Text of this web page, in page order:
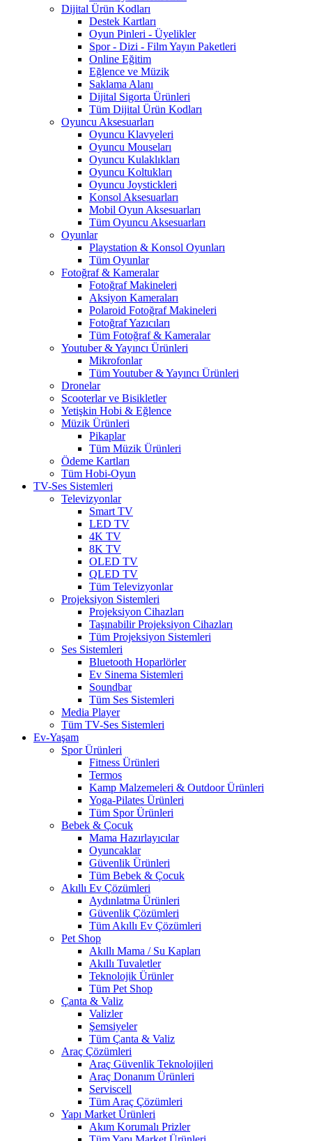
Dijital Ürün Kodları
Destek Kartları
Oyun Pinleri - Üyelikler
Spor - Dizi - Film Yayın Paketleri
Online Eğitim
Eğlence ve Müzik
Saklama Alanı
Dijital Sigorta Ürünleri
Tüm Dijital Ürün Kodları
Oyuncu Aksesuarları
Oyuncu Klavyeleri
Oyuncu Mouseları
Oyuncu Kulaklıkları
Oyuncu Koltukları
Oyuncu Joystickleri
Konsol Aksesuarları
Mobil Oyun Aksesuarları
Tüm Oyuncu Aksesuarları
Oyunlar
Playstation & Konsol Oyunları
Tüm Oyunlar
Fotoğraf & Kameralar
Fotoğraf Makineleri
Aksiyon Kameraları
Polaroid Fotoğraf Makineleri
Fotoğraf Yazıcıları
Tüm Fotoğraf & Kameralar
Youtuber & Yayıncı Ürünleri
Mikrofonlar
Tüm Youtuber & Yayıncı Ürünleri
Dronelar
Scooterlar ve Bisikletler
Yetişkin Hobi & Eğlence
Müzik Ürünleri
Pikaplar
Tüm Müzik Ürünleri
Ödeme Kartları
Tüm Hobi-Oyun
TV-Ses Sistemleri
Televizyonlar
Smart TV
LED TV
4K TV
8K TV
OLED TV
QLED TV
Tüm Televizyonlar
Projeksiyon Sistemleri
Projeksiyon Cihazları
Taşınabilir Projeksiyon Cihazları
Tüm Projeksiyon Sistemleri
Ses Sistemleri
Bluetooth Hoparlörler
Ev Sinema Sistemleri
Soundbar
Tüm Ses Sistemleri
Media Player
Tüm TV-Ses Sistemleri
Ev-Yaşam
Spor Ürünleri
Fitness Ürünleri
Termos
Kamp Malzemeleri & Outdoor Ürünleri
Yoga-Pilates Ürünleri
Tüm Spor Ürünleri
Bebek & Çocuk
Mama Hazırlayıcılar
Oyuncaklar
Güvenlik Ürünleri
Tüm Bebek & Çocuk
Akıllı Ev Çözümleri
Aydınlatma Ürünleri
Güvenlik Çözümleri
Tüm Akıllı Ev Çözümleri
Pet Shop
Akıllı Mama / Su Kapları
Akıllı Tuvaletler
Teknolojik Ürünler
Tüm Pet Shop
Çanta & Valiz
Valizler
Şemsiyeler
Tüm Çanta & Valiz
Araç Çözümleri
Araç Güvenlik Teknolojileri
Araç Donanım Ürünleri
Serviscell
Tüm Araç Çözümleri
Yapı Market Ürünleri
Akım Korumalı Prizler